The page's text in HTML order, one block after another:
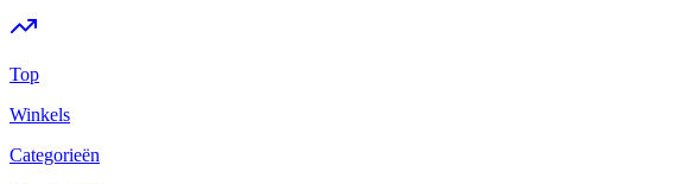
Top
Winkels
Categorieën